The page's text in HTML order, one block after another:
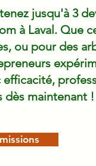
jusqu'à 3
à Laval. Que
ou pour des
dès maintenant !